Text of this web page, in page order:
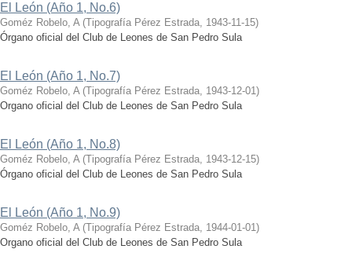
El León (Año 1, No.6)
Goméz Robelo, A (Tipografía Pérez Estrada, 1943-11-15)
Órgano oficial del Club de Leones de San Pedro Sula
El León (Año 1, No.7)
Goméz Robelo, A (Tipografía Pérez Estrada, 1943-12-01)
Organo oficial del Club de Leones de San Pedro Sula
El León (Año 1, No.8)
Goméz Robelo, A (Tipografía Pérez Estrada, 1943-12-15)
Órgano oficial del Club de Leones de San Pedro Sula
El León (Año 1, No.9)
Goméz Robelo, A (Tipografía Pérez Estrada, 1944-01-01)
Organo oficial del Club de Leones de San Pedro Sula